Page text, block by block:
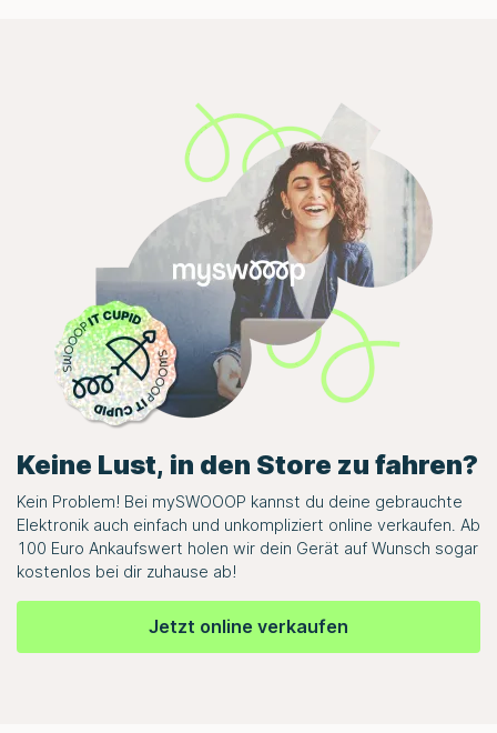
Keine Lust, in den Store zu fahren?
Kein Problem! Bei mySWOOOP kannst du deine gebrauchte
Elektronik auch einfach und unkompliziert online verkaufen. Ab
100 Euro Ankaufswert holen wir dein Gerät auf Wunsch sogar
kostenlos bei dir zuhause ab!
Jetzt online verkaufen